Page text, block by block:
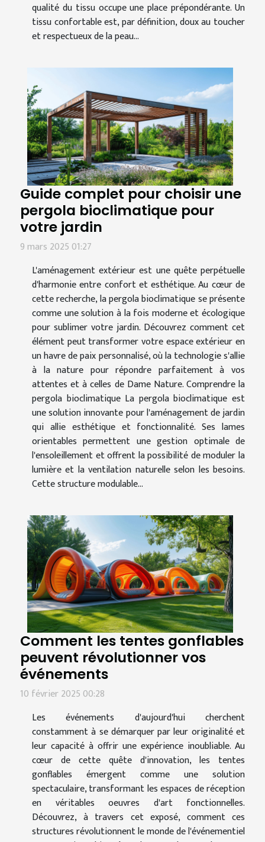
qualité du tissu occupe une place prépondérante. Un
tissu confortable est, par définition, doux au toucher
et respectueux de la peau...
Guide complet pour choisir une
pergola bioclimatique pour
votre jardin
9 mars 2025 01:27
L'aménagement extérieur est une quête perpétuelle
d'harmonie entre confort et esthétique. Au cœur de
cette recherche, la pergola bioclimatique se présente
comme une solution à la fois moderne et écologique
pour sublimer votre jardin. Découvrez comment cet
élément peut transformer votre espace extérieur en
un havre de paix personnalisé, où la technologie s'allie
à la nature pour répondre parfaitement à vos
attentes et à celles de Dame Nature. Comprendre la
pergola bioclimatique La pergola bioclimatique est
une solution innovante pour l'aménagement de jardin
qui allie esthétique et fonctionnalité. Ses lames
orientables permettent une gestion optimale de
l'ensoleillement et offrent la possibilité de moduler la
lumière et la ventilation naturelle selon les besoins.
Cette structure modulable...
Comment les tentes gonflables
peuvent révolutionner vos
événements
10 février 2025 00:28
Les événements d'aujourd'hui cherchent
constamment à se démarquer par leur originalité et
leur capacité à offrir une expérience inoubliable. Au
cœur de cette quête d'innovation, les tentes
gonflables émergent comme une solution
spectaculaire, transformant les espaces de réception
en véritables oeuvres d'art fonctionnelles.
Découvrez, à travers cet exposé, comment ces
structures révolutionnent le monde de l'événementiel